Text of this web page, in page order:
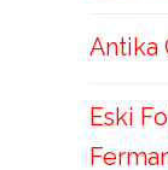
Antika
Eski